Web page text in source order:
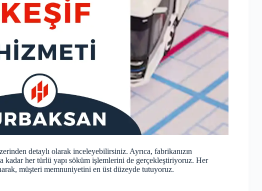
detaylı olarak inceleyebilirsiniz. Ayrıca, fabrikanızın
kadar her türlü yapı söküm işlemlerini de gerçekleştiriyoruz. Her
müşteri memnuniyetini en üst düzeyde tutuyoruz.